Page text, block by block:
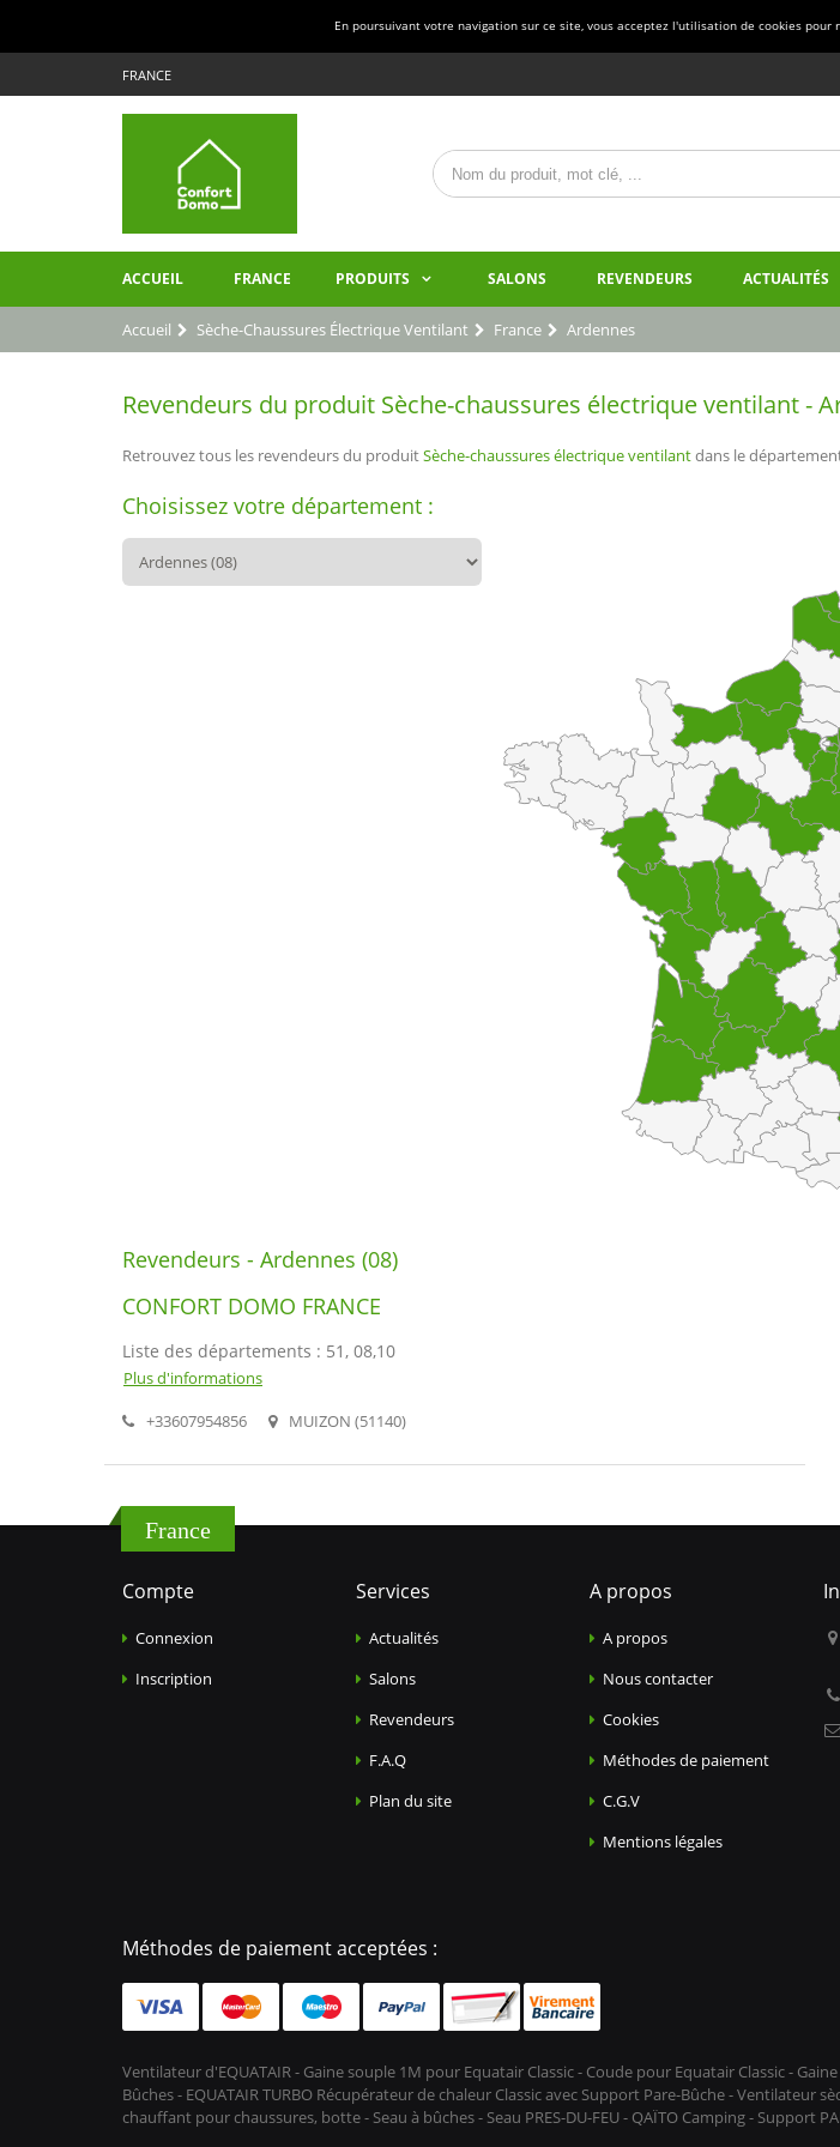
En poursuivant votre navigation sur ce site, vous acceptez l'utilisation de cookies
FRANCE
ACCUEIL FRANCE PRODUITS SALONS REVENDEURS ACTUALITÉS
Accueil Sèche-Chaussures Électrique Ventilant France Ardennes
Revendeurs du produit Sèche-chaussures électrique ventilant -
Retrouvez tous les revendeurs du produitSèche-chaussures électrique ventilantdans le
Choisissez votre département :
Revendeurs - Ardennes (08)
CONFORT DOMO FRANCE
Liste des départements : 51, 08,10
Plus d'informations
+33607954856
MUIZON (51140)
France
Compte
Connexion
Inscription
Services
Actualités
Salons
Revendeurs
F.A.Q
Plan du site
A propos
A propos
Nous contacter
Cookies
Méthodes de paiement
C.G.V
Mentions légales
Méthodes de paiement acceptées :
Ventilateur d'EQUATAIR - Gaine souple 1M pour Equatair Classic - Coude pour Equatair Classic -
Bûches - EQUATAIR TURBO Récupérateur de chaleur Classic avec Support Pare-Bûche -
chauffant pour chaussures, botte - Seau à bûches - Seau PRES-DU-FEU - QAÏTO Camping - Support